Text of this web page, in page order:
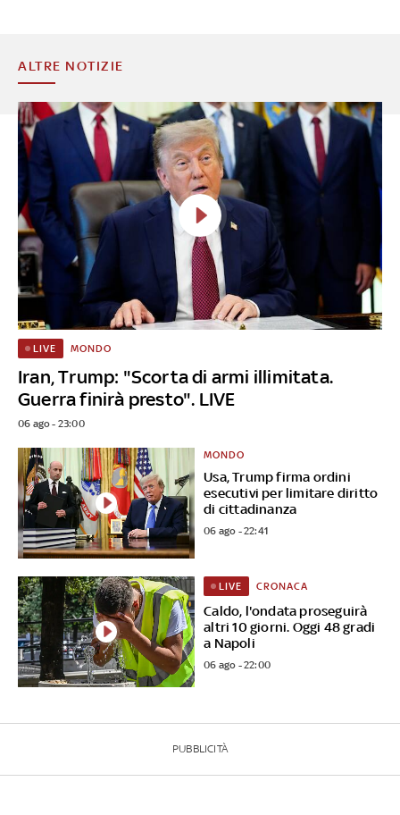
ALTRE NOTIZIE
Iran, Trump: "Scorta di armi illimitata.
Guerra finirà presto". LIVE
LIVE MONDO
06 ago - 23:00
Usa, Trump firma ordini
esecutivi per limitare diritto
di cittadinanza
MONDO
06 ago - 22:41
Caldo, l'ondata proseguirà
altri 10 giorni. Oggi 48 gradi
a Napoli
LIVE CRONACA
06 ago - 22:00
PUBBLICITÀ